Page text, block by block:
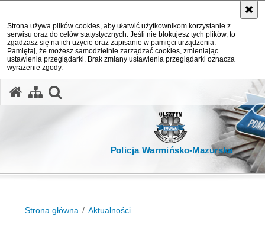
Strona używa plików cookies, aby ułatwić użytkownikom korzystanie z
serwisu oraz do celów statystycznych. Jeśli nie blokujesz tych plików, to
zgadzasz się na ich użycie oraz zapisanie w pamięci urządzenia.
Pamiętaj, że możesz samodzielnie zarządzać cookies, zmieniając
ustawienia przeglądarki. Brak zmiany ustawienia przeglądarki oznacza
wyrażenie zgody.
Policja Warmińsko-Mazurska
Strona główna Aktualności